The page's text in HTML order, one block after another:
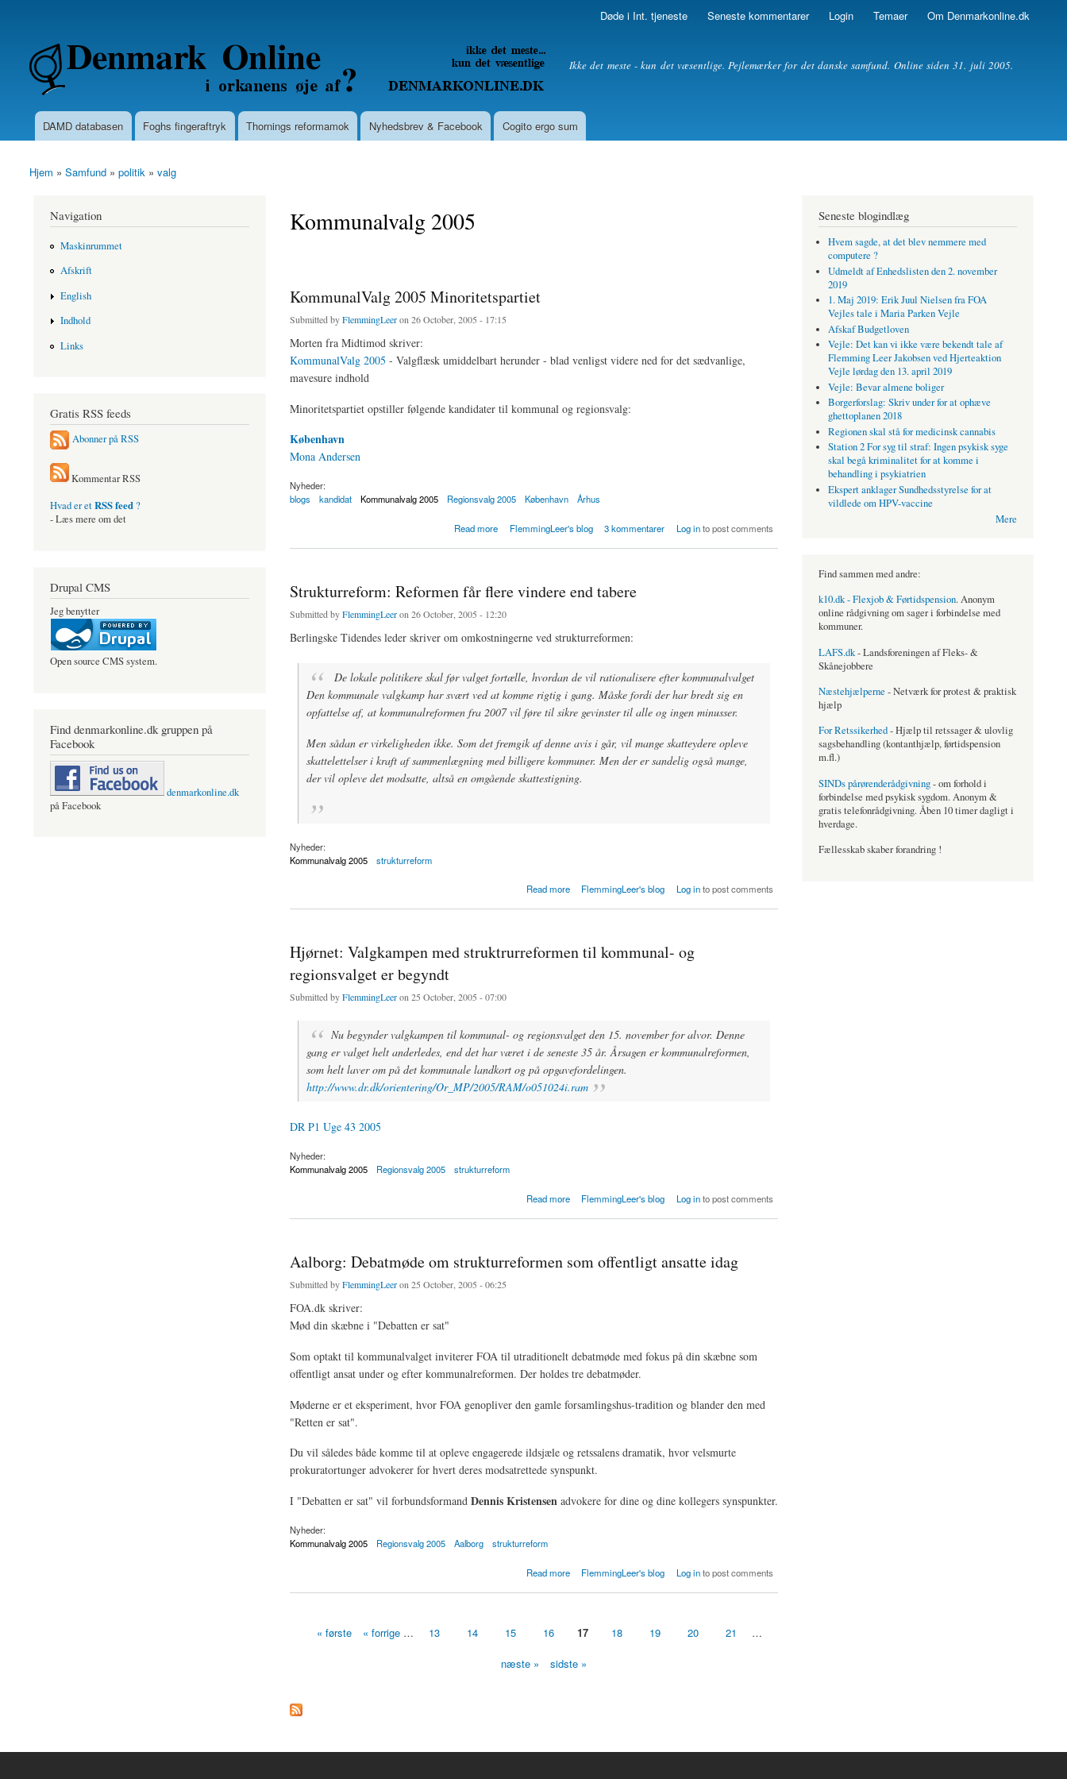
content
Døde i Int. tjeneste Seneste kommentarer Login Temaer Om Denmarkonline.dk
Denmarkonline.dk - blognyheder om politik Ikke det meste - kun det væsentlige. Pejlemærker for det danske samfund. Online siden 31. juli 2005.
Main menu
DAMD databasen Foghs fingeraftryk Thornings reformamok Nyhedsbrev & Facebook Cogito ergo sum
You are here
Hjem » Samfund » politik » valg
Kommunalvalg 2005
KommunalValg 2005 Minoritetspartiet
Submitted byFlemmingLeeron 26 October, 2005 - 17:15
Morten fra Midtimod skriver:
KommunalValg 2005 - Valgflæsk umiddelbart herunder - blad venligst videre ned for det sædvanlige,
mavesure indhold
Minoritetspartiet opstiller følgende kandidater til kommunal og regionsvalg:
København
Mona Andersen
Nyheder:
blogs
kandidat Kommunalvalg 2005 Regionsvalg 2005 København Århus
Read more FlemmingLeer's blog 3 kommentarer Log into post comments
Strukturreform: Reformen får flere vindere end tabere
Submitted byFlemmingLeeron 26 October, 2005 - 12:20
Berlingske Tidendes leder skriver om omkostningerne ved strukturreformen:
De lokale politikere skal før valget fortælle, hvordan de vil rationalisere efter kommunalvalget
Den kommunale valgkamp har svært ved at komme rigtig i gang. Måske fordi der har bredt sig en
opfattelse af, at kommunalreformen fra 2007 vil føre til sikre gevinster til alle og ingen minusser.
Men sådan er virkeligheden ikke. Som det fremgik af denne avis i går, vil mange skatteydere opleve
skattelettelser i kraft af sammenlægning med billigere kommuner. Men der er sandelig også mange,
der vil opleve det modsatte, altså en omgående skattestigning.
Nyheder:
Kommunalvalg 2005
strukturreform
Read more FlemmingLeer's blog Log into post comments
Hjørnet: Valgkampen med struktrurreformen til kommunal- og
regionsvalget er begyndt
Submitted byFlemmingLeeron 25 October, 2005 - 07:00
Nu begynder valgkampen til kommunal- og regionsvalget den 15. november for alvor. Denne
gang er valget helt anderledes, end det har været i de seneste 35 år. Årsagen er kommunalreformen,
som helt laver om på det kommunale landkort og på opgavefordelingen.
http://www.dr.dk/orientering/Or_MP/2005/RAM/o051024i.ram
DR P1 Uge 43 2005
Nyheder:
Kommunalvalg 2005
Regionsvalg 2005 strukturreform
Read more
about Hjørnet: Valgkampen med struktrurreformen til kommunal- og regionsvalget er begyndt
FlemmingLeer's blog Log into post comments
Aalborg: Debatmøde om strukturreformen som offentligt ansatte idag
Submitted byFlemmingLeeron 25 October, 2005 - 06:25
FOA.dk skriver:
Mød din skæbne i "Debatten er sat"
Som optakt til kommunalvalget inviterer FOA til utraditionelt debatmøde med fokus på din skæbne som
offentligt ansat under og efter kommunalreformen. Der holdes tre debatmøder.
Møderne er et eksperiment, hvor FOA genopliver den gamle forsamlingshus-tradition og blander den med
"Retten er sat".
Du vil således både komme til at opleve engagerede ildsjæle og retssalens dramatik, hvor velsmurte
prokuratortunger advokerer for hvert deres modsatrettede synspunkt.
I "Debatten er sat" vil forbundsformand Dennis Kristensenadvokere for dine og dine kollegers synspunkter.
Nyheder:
Kommunalvalg 2005
Regionsvalg 2005 Aalborg strukturreform
Read more
about Aalborg: Debatmøde om strukturreformen som offentligt ansatte idag FlemmingLeer's blog Log into post comments
« første « forrige … 13 14 15 16 17 18 19 20 21 …
næste » sidste »
Navigation
Maskinrummet
Afskrift
English
Indhold
Links
Gratis RSS feeds
Abonner på RSS
Kommentar RSS
Hvad er etRSS feed ?
- Læs mere om det
Drupal CMS
Jeg benytter
Open source CMS system.
Find denmarkonline.dk gruppen på
Facebook
denmarkonline.dk
på Facebook
Seneste blogindlæg
Hvem sagde, at det blev nemmere med
computere ?
Udmeldt af Enhedslisten den 2. november
2019
1. Maj 2019: Erik Juul Nielsen fra FOA
Vejles tale i Maria Parken Vejle
Afskaf Budgetloven
Vejle: Det kan vi ikke være bekendt tale af
Flemming Leer Jakobsen ved Hjerteaktion
Vejle lørdag den 13. april 2019
Vejle: Bevar almene boliger
Borgerforslag: Skriv under for at ophæve
ghettoplanen 2018
Regionen skal stå for medicinsk cannabis
Station 2 For syg til straf: Ingen psykisk syge
skal begå kriminalitet for at komme i
behandling i psykiatrien
Ekspert anklager Sundhedsstyrelse for at
vildlede om HPV-vaccine
Mere
Find sammen med andre:
k10.dk - Flexjob & Førtidspension. Anonym
online rådgivning om sager i forbindelse med
kommuner.
LAFS.dk- Landsforeningen af Fleks- &
Skånejobbere
Næstehjælperne - Netværk for protest & praktisk
hjælp
For Retssikerhed- Hjælp til retssager & ulovlig
sagsbehandling (kontanthjælp, førtidspension
m.fl.)
SINDs pårørenderådgivning- om forhold i
forbindelse med psykisk sygdom. Anonym &
gratis telefonrådgivning. Åben 10 timer dagligt i
hverdage.
Fællesskab skaber forandring !